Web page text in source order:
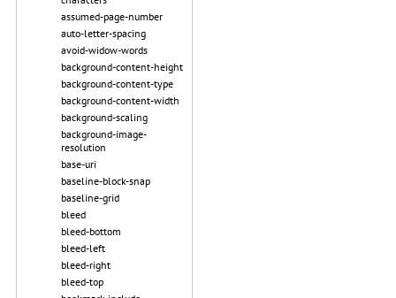
assumed-page-number
auto-letter-spacing
avoid-widow-words
background-content-height
background-content-type
background-content-width
background-scaling
background-image-
resolution
base-uri
baseline-block-snap
baseline-grid
bleed
bleed-bottom
bleed-left
bleed-right
bleed-top